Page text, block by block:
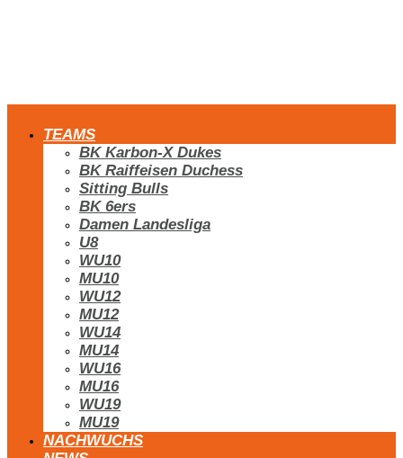
TEAMS
BK Karbon-X Dukes
BK Raiffeisen Duchess
Sitting Bulls
BK 6ers
Damen Landesliga
U8
WU10
MU10
WU12
MU12
WU14
MU14
WU16
MU16
WU19
MU19
NACHWUCHS